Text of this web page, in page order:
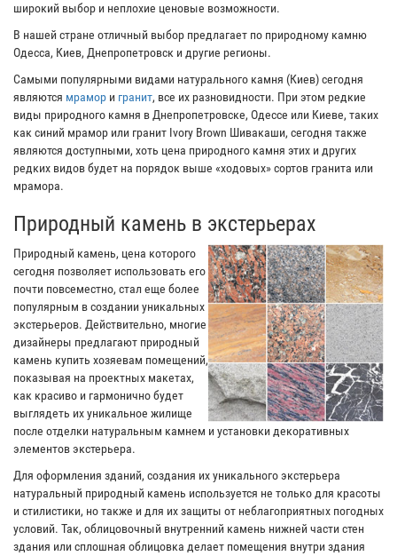
широкий выбор и неплохие ценовые возможности.
В нашей стране отличный выбор предлагает по природному камню
Одесса, Киев, Днепропетровск и другие регионы.
Самыми популярными видами натурального камня (Киев) сегодня
являются мрамор и гранит, все их разновидности. При этом редкие
виды природного камня в Днепропетровске, Одессе или Киеве, таких
как синий мрамор или гранит Ivory Brown Шивакаши, сегодня также
являются доступными, хоть цена природного камня этих и других
редких видов будет на порядок выше «ходовых» сортов гранита или
мрамора.
Природный камень в экстерьерах
Природный камень, цена которого
сегодня позволяет использовать его
почти повсеместно, стал еще более
популярным в создании уникальных
экстерьеров. Действительно, многие
дизайнеры предлагают природный
камень купить хозяевам помещений,
показывая на проектных макетах,
как красиво и гармонично будет
выглядеть их уникальное жилище
после отделки натуральным камнем и установки декоративных
элементов экстерьера.
Для оформления зданий, создания их уникального экстерьера
натуральный природный камень используется не только для красоты
и стилистики, но также и для их защиты от неблагоприятных погодных
условий. Так, облицовочный внутренний камень нижней части стен
здания или сплошная облицовка делает помещения внутри здания